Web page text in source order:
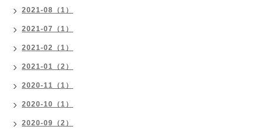
2021-08（1）
2021-07（1）
2021-02（1）
2021-01（2）
2020-11（1）
2020-10（1）
2020-09（2）